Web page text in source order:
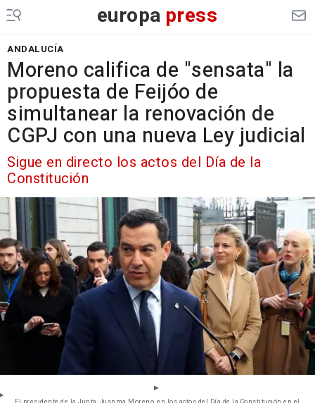
europa press
ANDALUCÍA
Moreno califica de "sensata" la
propuesta de Feijóo de
simultanear la renovación de
CGPJ con una nueva Ley judicial
Sigue en directo los actos del Día de la
Constitución